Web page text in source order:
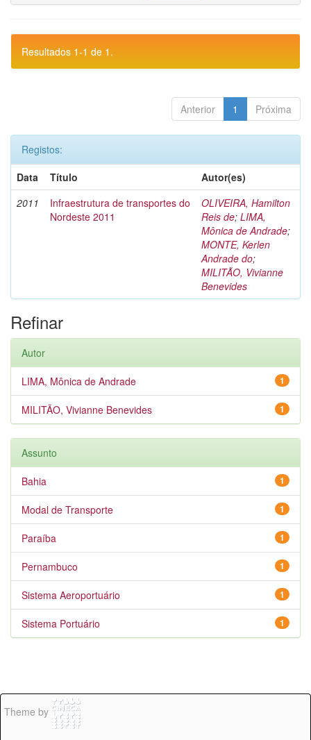
Resultados 1-1 de 1.
Anterior 1 Próxima
Registos:
Data
Título
Autor(es)
2011
Infraestrutura de transportes do
Nordeste 2011
OLIVEIRA, Hamilton
Reis de; LIMA,
Mônica de Andrade;
MONTE, Kerlen
Andrade do;
MILITÃO, Vivianne
Benevides
Refinar
Autor
1
LIMA, Mônica de Andrade
1
MILITÃO, Vivianne Benevides
Assunto
1
Bahia
1
Modal de Transporte
1
Paraíba
1
Pernambuco
1
Sistema Aeroportuário
1
Sistema Portuário
Theme by